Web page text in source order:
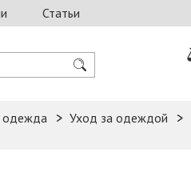
Статьи
одежда
Уход за одеждой